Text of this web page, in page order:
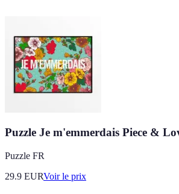
Puzzle Je m'emmerdais Piece &
Puzzle FR
29.9 EURVoir le prix